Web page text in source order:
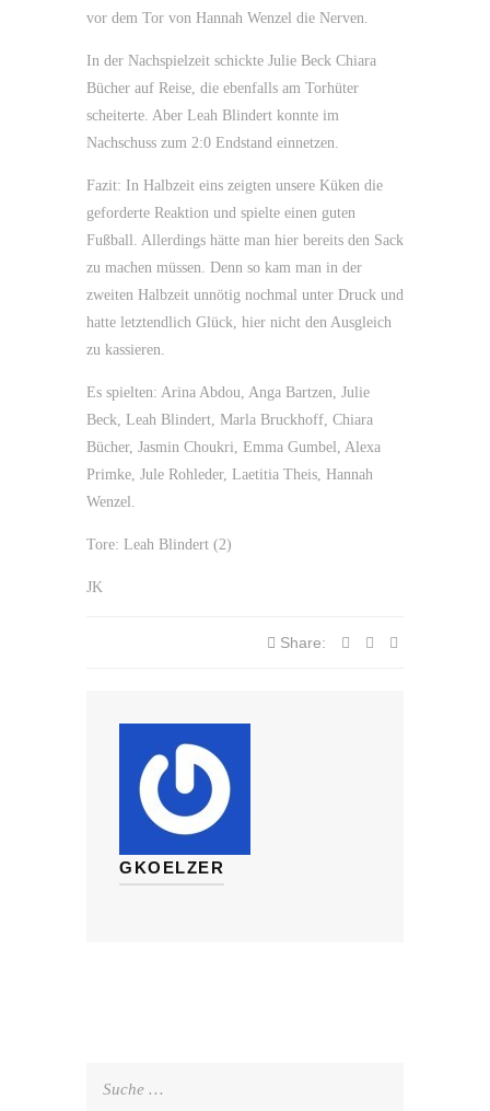
vor dem Tor von Hannah Wenzel die Nerven.
In der Nachspielzeit schickte Julie Beck Chiara
Bücher auf Reise, die ebenfalls am Torhüter
scheiterte. Aber Leah Blindert konnte im
Nachschuss zum 2:0 Endstand einnetzen.
Fazit: In Halbzeit eins zeigten unsere Küken die
geforderte Reaktion und spielte einen guten
Fußball. Allerdings hätte man hier bereits den Sack
zu machen müssen. Denn so kam man in der
zweiten Halbzeit unnötig nochmal unter Druck und
hatte letztendlich Glück, hier nicht den Ausgleich
zu kassieren.
Es spielten: Arina Abdou, Anga Bartzen, Julie
Beck, Leah Blindert, Marla Bruckhoff, Chiara
Bücher, Jasmin Choukri, Emma Gumbel, Alexa
Primke, Jule Rohleder, Laetitia Theis, Hannah
Wenzel.
Tore: Leah Blindert (2)
JK
Share:
GKOELZER